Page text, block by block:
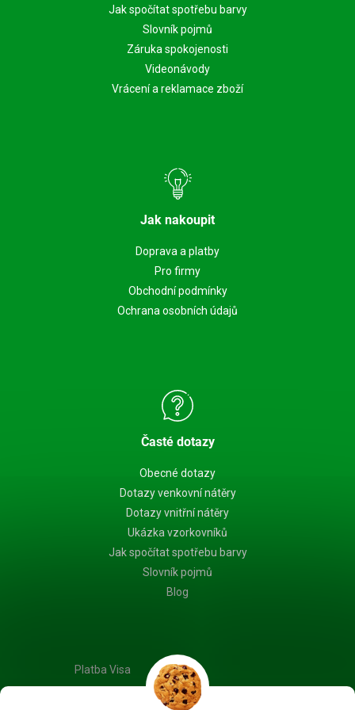
Jak spočítat spotřebu barvy
Slovník pojmů
Záruka spokojenosti
Videonávody
Vrácení a reklamace zboží
Jak nakoupit
Doprava a platby
Pro firmy
Obchodní podmínky
Ochrana osobních údajů
Časté dotazy
Obecné dotazy
Dotazy venkovní nátěry
Dotazy vnitřní nátěry
Ukázka vzorkovníků
Jak spočítat spotřebu barvy
Slovník pojmů
Blog
Platba Visa